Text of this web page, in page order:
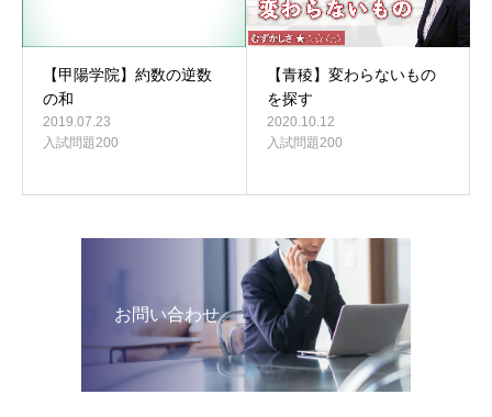
【甲陽学院】約数の逆数
の和
2019.07.23
入試問題200
【青稜】変わらないもの
を探す
2020.10.12
入試問題200
お問い合わせ